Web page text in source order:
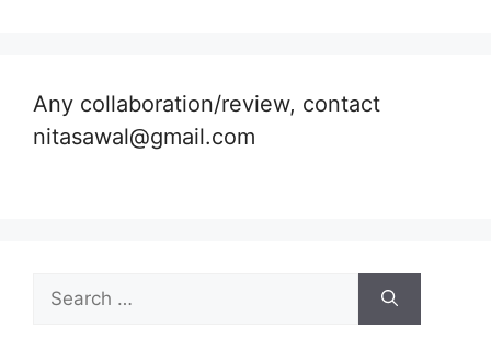
Any collaboration/review, contact
nitasawal@gmail.com
for: